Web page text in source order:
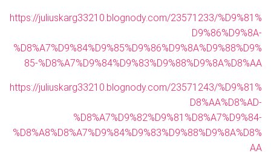
https://juliuskarg33210.blognody.com/23571233/%D9%81%
D9%86%D9%8A-
%D8%A7%D9%84%D9%85%D9%86%D9%8A%D9%88%D9%
85-%D8%A7%D9%84%D9%83%D9%88%D9%8A%D8%AA
https://juliuskarg33210.blognody.com/23571243/%D9%81%
D8%AA%D8%AD-
%D8%A7%D9%82%D9%81%D8%A7%D9%84-
%D8%A8%D8%A7%D9%84%D9%83%D9%88%D9%8A%D8%
AA